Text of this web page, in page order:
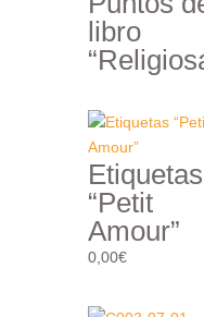
libro
Etiquetas
“Petit
Amour”
0,00€